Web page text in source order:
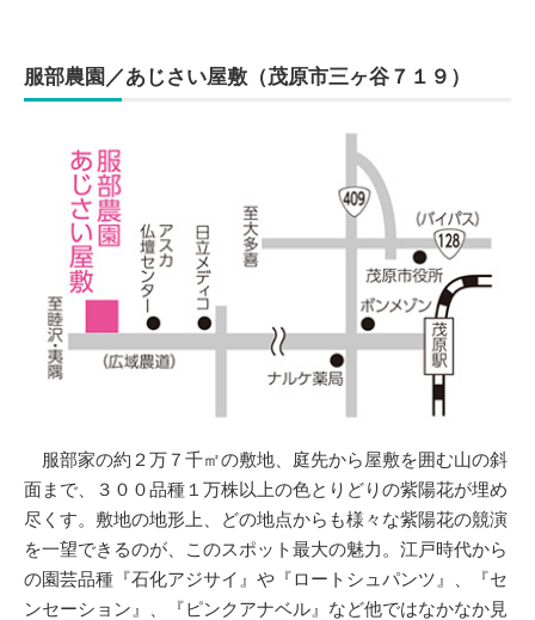
服部農園／あじさい屋敷 （茂原市三ヶ谷７１９）
服部家の約２万７千㎡の敷地、庭先から屋敷を囲む山の斜
面まで、３００品種１万株以上の色とりどりの紫陽花が埋め
尽くす。敷地の地形上、どの地点からも様々な紫陽花の競演
を一望できるのが、このスポット最大の魅力。江戸時代から
の園芸品種『石化アジサイ』や『ロートシュパンツ』、『セ
ンセーション』、『ピンクアナベル』など他ではなかなか見